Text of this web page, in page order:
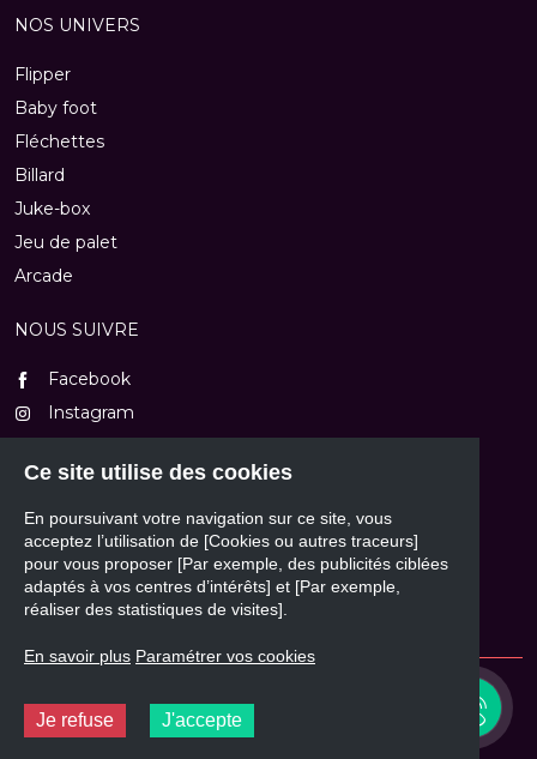
NOS UNIVERS
Flipper
Baby foot
Fléchettes
Billard
Juke-box
Jeu de palet
Arcade
NOUS SUIVRE
Facebook
Instagram
Youtube
NOUS CONTACTER
Formulaire de contact
03 82 84 77 20(de 9h à 12h et de 14h à 18h30) ou
contact@massautomatic.fr
Ce site utilise des cookies
En poursuivant votre navigation sur ce site, vous
acceptez l’utilisation de [Cookies ou autres traceurs]
pour vous proposer [Par exemple, des publicités ciblées
adaptés à vos centres d’intérêts] et [Par exemple,
réaliser des statistiques de visites].
En savoir plus Paramétrer vos cookies
Je refuse J'accepte